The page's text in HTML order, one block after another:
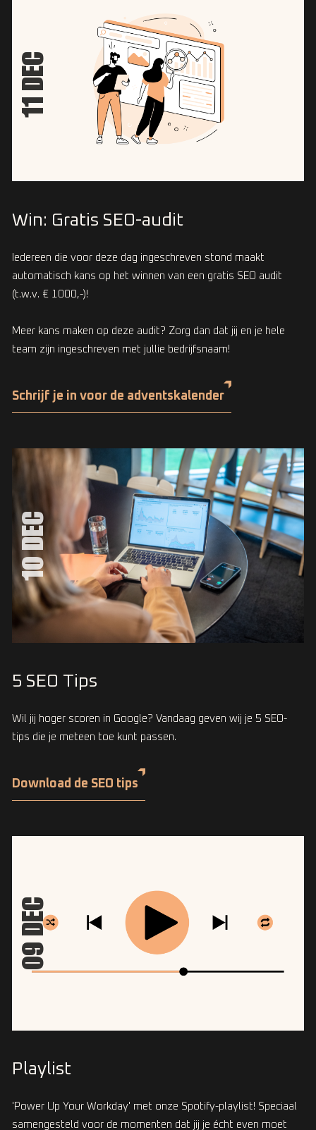
Win: Gratis SEO-audit
Iedereen die voor deze dag ingeschreven stond maakt
automatisch kans op het winnen van een gratis SEO audit
(t.w.v. € 1000,-)!
Meer kans maken op deze audit? Zorg dan dat jij en je hele
team zijn ingeschreven met jullie bedrijfsnaam!
Schrijf je in voor de adventskalender
11 DEC
5 SEO Tips
Wil jij hoger scoren in Google? Vandaag geven wij je 5 SEO-
tips die je meteen toe kunt passen.
Download de SEO tips
10 DEC
Playlist
'Power Up Your Workday' met onze Spotify-playlist! Speciaal
samengesteld voor de momenten dat jij je écht even moet
09 DEC